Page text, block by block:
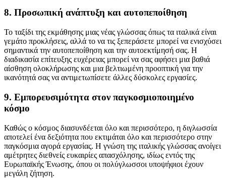
8. Προσωπική ανάπτυξη και αυτοπεποίθηση
Το ταξίδι της εκμάθησης μιας νέας γλώσσας όπως τα ιταλικά είναι
γεμάτο προκλήσεις, αλλά το να τις ξεπεράσετε μπορεί να ενισχύσει
σημαντικά την αυτοπεποίθηση και την αυτοεκτίμησή σας. Η
διαδικασία επίτευξης ευχέρειας μπορεί να σας αφήσει μια βαθιά
αίσθηση ολοκλήρωσης και μια βελτιωμένη προοπτική για την
ικανότητά σας να αντιμετωπίσετε άλλες δύσκολες εργασίες.
9. Εμπορευσιμότητα στον παγκοσμιοποιημένο
κόσμο
Καθώς ο κόσμος διασυνδέεται όλο και περισσότερο, η διγλωσσία
αποτελεί ένα δεξιότητα που εκτιμάται όλο και περισσότερο στην
παγκόσμια αγορά εργασίας. Η γνώση της ιταλικής γλώσσας ανοίγει
αμέτρητες διεθνείς ευκαιρίες απασχόλησης, ιδίως εντός της
Ευρωπαϊκής Ένωσης, όπου οι πολύγλωσσοι υποψήφιοι έχουν
μεγάλη ζήτηση.